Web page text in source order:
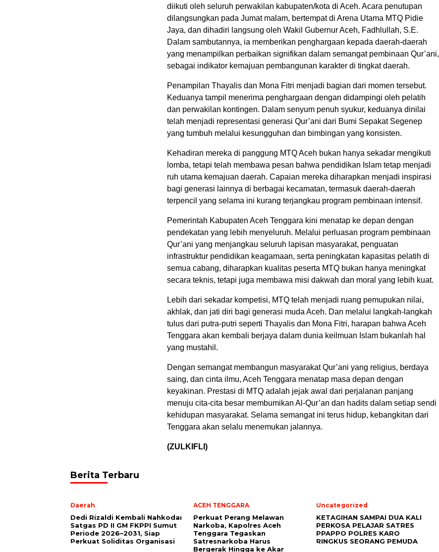
diikuti oleh seluruh perwakilan kabupaten/kota di Aceh. Acara penutupan
dilangsungkan pada Jumat malam, bertempat di Arena Utama MTQ Pidie
Jaya, dan dihadiri langsung oleh Wakil Gubernur Aceh, Fadhlullah, S.E.
Dalam sambutannya, ia memberikan penghargaan kepada daerah-daerah
yang menampilkan perbaikan signifikan dalam semangat pembinaan Qur’ani,
sebagai indikator kemajuan pembangunan karakter di tingkat daerah.
Penampilan Thayalis dan Mona Fitri menjadi bagian dari momen tersebut.
Keduanya tampil menerima penghargaan dengan didampingi oleh pelatih
dan perwakilan kontingen. Dalam senyum penuh syukur, keduanya dinilai
telah menjadi representasi generasi Qur’ani dari Bumi Sepakat Segenep
yang tumbuh melalui kesungguhan dan bimbingan yang konsisten.
Kehadiran mereka di panggung MTQ Aceh bukan hanya sekadar mengikuti
lomba, tetapi telah membawa pesan bahwa pendidikan Islam tetap menjadi
ruh utama kemajuan daerah. Capaian mereka diharapkan menjadi inspirasi
bagi generasi lainnya di berbagai kecamatan, termasuk daerah-daerah
terpencil yang selama ini kurang terjangkau program pembinaan intensif.
Pemerintah Kabupaten Aceh Tenggara kini menatap ke depan dengan
pendekatan yang lebih menyeluruh. Melalui perluasan program pembinaan
Qur’ani yang menjangkau seluruh lapisan masyarakat, penguatan
infrastruktur pendidikan keagamaan, serta peningkatan kapasitas pelatih di
semua cabang, diharapkan kualitas peserta MTQ bukan hanya meningkat
secara teknis, tetapi juga membawa misi dakwah dan moral yang lebih kuat.
Lebih dari sekadar kompetisi, MTQ telah menjadi ruang pemupukan nilai,
akhlak, dan jati diri bagi generasi muda Aceh. Dan melalui langkah-langkah
tulus dari putra-putri seperti Thayalis dan Mona Fitri, harapan bahwa Aceh
Tenggara akan kembali berjaya dalam dunia keilmuan Islam bukanlah hal
yang mustahil.
Dengan semangat membangun masyarakat Qur’ani yang religius, berdaya
saing, dan cinta ilmu, Aceh Tenggara menatap masa depan dengan
keyakinan. Prestasi di MTQ adalah jejak awal dari perjalanan panjang
menuju cita-cita besar membumikan Al-Qur’an dan hadits dalam setiap sendi
kehidupan masyarakat. Selama semangat ini terus hidup, kebangkitan dari
Tenggara akan selalu menemukan jalannya.
(ZULKIFLI)
Berita Terbaru
Daerah
Dedi Rizaldi Kembali Nahkodai
Satgas PD II GM FKPPI Sumut
Periode 2026–2031, Siap
Perkuat Soliditas Organisasi
ACEH TENGGARA
Perkuat Perang Melawan
Narkoba, Kapolres Aceh
Tenggara Tegaskan
Satresnarkoba Harus
Bergerak Hingga ke Akar
Uncategorized
KETAGIHAN SAMPAI DUA KALI
PERKOSA PELAJAR SATRES
PPAPPO POLRES KARO
RINGKUS SEORANG PEMUDA